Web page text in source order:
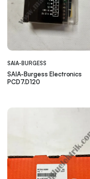
SAIA-BURGESS
SAIA-Burgess Electronics
PCD7.D120